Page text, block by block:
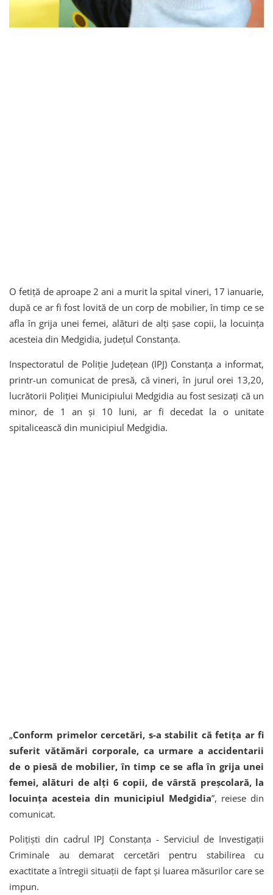
O fetiță de aproape 2 ani a murit la spital vineri, 17 ianuarie,
după ce ar fi fost lovită de un corp de mobilier, în timp ce se
afla în grija unei femei, alături de alți șase copii, la locuința
acesteia din Medgidia, județul Constanța.
Inspectoratul de Poliție Județean (IPJ) Constanța a informat,
printr-un comunicat de presă, că vineri, în jurul orei 13,20,
lucrătorii Poliției Municipiului Medgidia au fost sesizați că un
minor, de 1 an și 10 luni, ar fi decedat la o unitate
spitalicească din municipiul Medgidia.
„Conform primelor cercetări, s-a stabilit că fetița ar fi
suferit vătămări corporale, ca urmare a accidentarii
de o piesă de mobilier, în timp ce se afla în grija unei
femei, alături de alți 6 copii, de vârstă preșcolară, la
locuința acesteia din municipiul Medgidia”, reiese din
comunicat.
Polițiști din cadrul IPJ Constanța - Serviciul de Investigații
Criminale au demarat cercetări pentru stabilirea cu
exactitate a întregii situații de fapt și luarea măsurilor care se
impun.